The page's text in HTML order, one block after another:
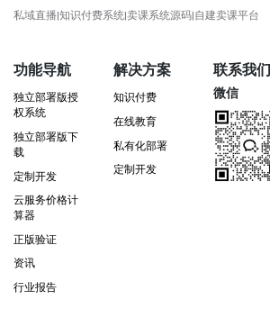
私域直播|知识付费系统|卖课系统源码|自建卖课平台
功能导航
独立部署版授
权系统
独立部署版下
载
定制开发
云服务价格计
算器
正版验证
资讯
行业报告
解决方案
知识付费
在线教育
私有化部署
定制开发
联系我们
微信